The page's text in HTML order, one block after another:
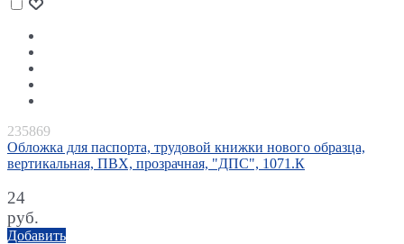
235869
Обложка для паспорта, трудовой книжки нового образца,
вертикальная, ПВХ, прозрачная, "ДПС", 1071.К
24
руб.
Добавить